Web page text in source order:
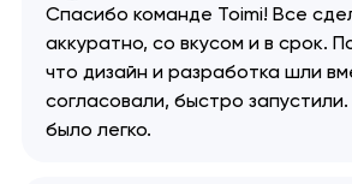
Спасибо команде Toimi! Все
аккуратно, со вкусом и в срок.
что дизайн и разработка шли
согласовали, быстро
было легко.